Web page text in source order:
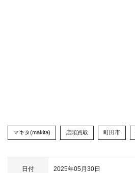
マキタ(makita) 店頭買取 町田市
日付 2025年05月30日